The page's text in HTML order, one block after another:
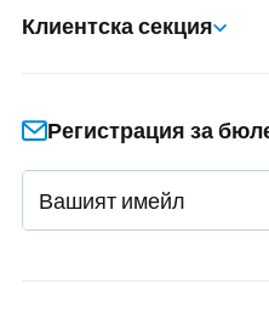
Клиентска секция
Регистрация за